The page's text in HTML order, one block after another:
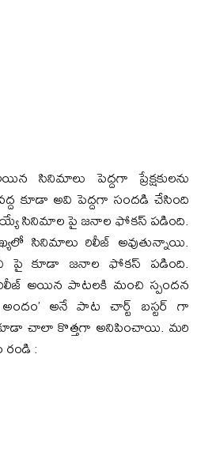
సినిమాలు పెద్దగా ప్రేక్షకులను
కూడా అవి పెద్దగా సందడి చేసింది
సినిమాల పై జనాల ఫోకస్ పడింది.
సినిమాలు రిలీజ్ అవుతున్నాయి.
పై కూడా జనాల ఫోకస్ పడింది.
రిలీజ్ అయిన పాటలకి మంచి స్పందన
అనే పాట చార్ట్ బస్టర్ గా
కూడా చాలా కొత్తగా అనిపించాయి. మరి
: